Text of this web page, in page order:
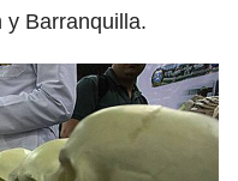
y Barranquilla.